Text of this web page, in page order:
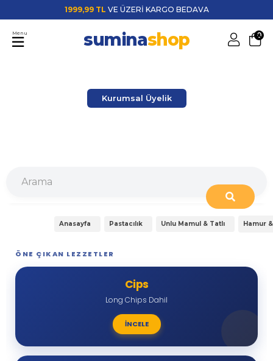
1999,99 TL VE ÜZERİ KARGO BEDAVA
suminashop 0
Menu
Kurumsal Üyelik
Anasayfa Pastacılık Unlu Mamul & Tatlı Hamur
ÖNE ÇIKAN LEZZETLER
Cips
Long Chips Dahil
İNCELE